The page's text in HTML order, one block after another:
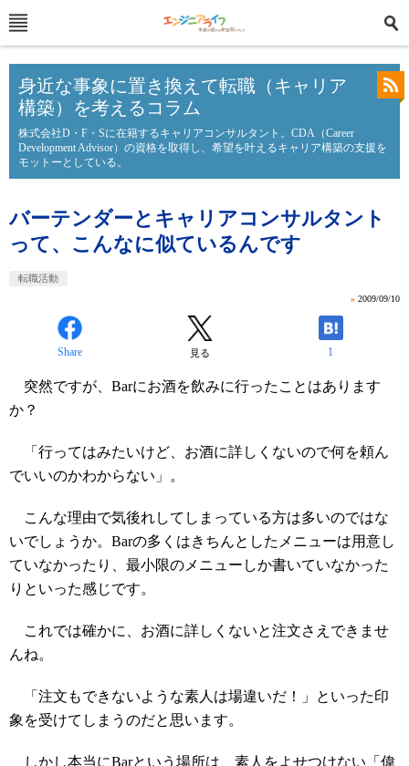
身近な事象に置き換えて転職（キャリア
構築）を考えるコラム
株式会社D・F・Sに在籍するキャリアコンサルタント。CDA（Career
Development Advisor）の資格を取得し、希望を叶えるキャリア構築の支援を
モットーとしている。
バーテンダーとキャリアコンサルタント
って、こんなに似ているんです
転職活動
» 2009/09/10
Share 見る 1
突然ですが、Barにお酒を飲みに行ったことはあります
か？
「行ってはみたいけど、お酒に詳しくないので何を頼ん
でいいのかわからない」。
こんな理由で気後れしてしまっている方は多いのではな
いでしょうか。Barの多くはきちんとしたメニューは用意し
ていなかったり、最小限のメニューしか書いていなかった
りといった感じです。
これでは確かに、お酒に詳しくないと注文さえできませ
んね。
「注文もできないような素人は場違いだ！」といった印
象を受けてしまうのだと思います。
しかし本当にBarという場所は、素人をよせつけない「偉